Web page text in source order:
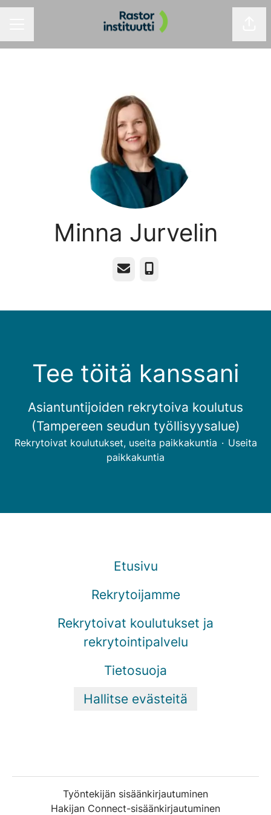
Minna Jurvelin
Sähköposti
Puhelin
Tee töitä kanssani
Asiantuntijoiden rekrytoiva koulutus
(Tampereen seudun työllisyysalue)
Rekrytoivat koulutukset, useita paikkakuntia · Useita
paikkakuntia
Etusivu
Rekrytoijamme
Rekrytoivat koulutukset ja
rekrytointipalvelu
Tietosuoja
Hallitse evästeitä
Työntekijän sisäänkirjautuminen
Hakijan Connect-sisäänkirjautuminen